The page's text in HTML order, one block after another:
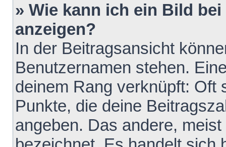
» Wie kann ich ein Bild
anzeigen?
In der Beitragsansicht
Benutzernamen stehen.
deinem Rang verknüpft: Oft
Punkte, die deine
angeben. Das andere,